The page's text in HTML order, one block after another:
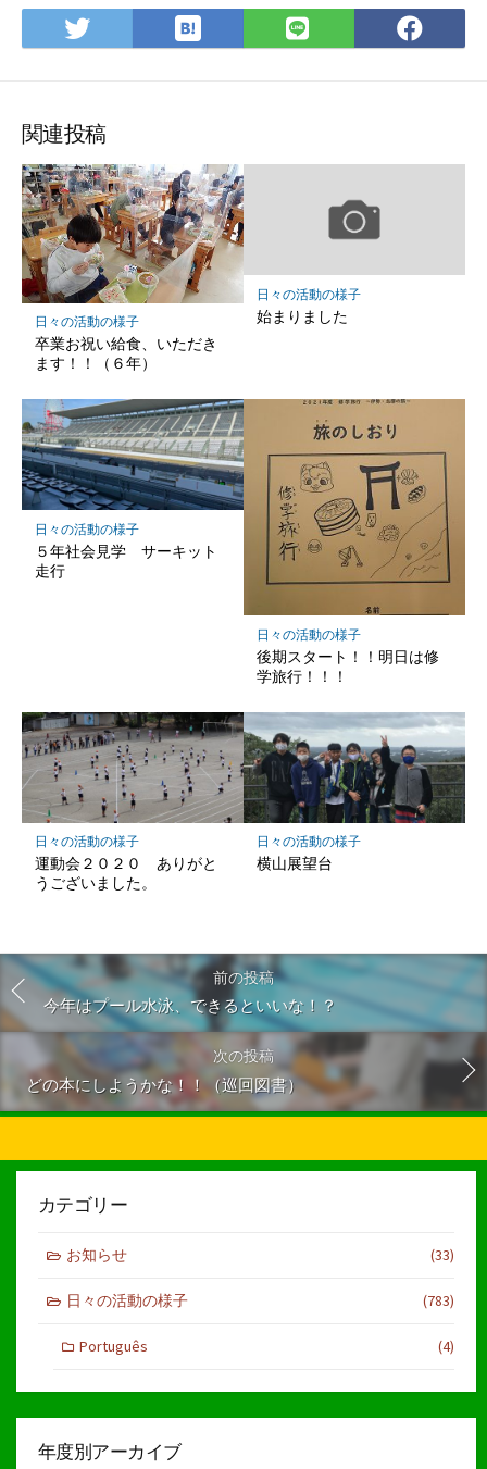
Twitter
で
ア
は
て
ク
マ
ー
ク
に
保
存
LINE
で
で
関連投稿
日々の活動の様子
卒業お祝い給食、いただき
ます！！（６年）
日々の活動の様子
始まりました
日々の活動の様子
５年社会見学 サーキット
走行
日々の活動の様子
後期スタート！！明日は修
学旅行！！！
日々の活動の様子
運動会２０２０ ありがと
うございました。
日々の活動の様子
横山展望台
前の投稿
今年はプール水泳、できるといいな！？
次の投稿
どの本にしようかな！！（巡回図書）
カテゴリー
お知らせ (33)
日々の活動の様子 (783)
Português (4)
年度別アーカイブ